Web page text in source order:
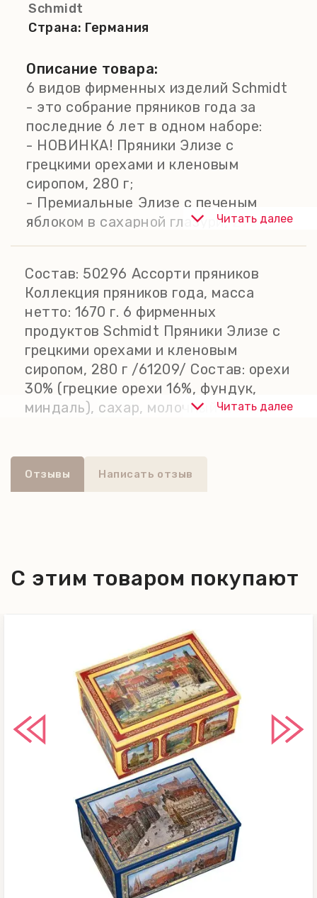
Schmidt
Страна: Германия
Описание товара:
6 видов фирменных изделий Schmidt
- это собрание пряников года за
последние 6 лет в одном наборе:
- НОВИНКА! Пряники Элизе с
грецкими орехами и кленовым
сиропом, 280 г;
- Премиальные Элизе с печеным
яблоком в сахарной глазури, 275 г;
- Темные пряники Элизе, 275 г;
- Пряники "Южные Элизе", 290 г;
- Премиальные пряники Кайзер-
Элизе в шоколадной глазури (тесто
не содержит пшеничную муку), 270
г.
Читать далее
Состав: 50296 Ассорти пряников
Коллекция пряников года, масса
нетто: 1670 г. 6 фирменных
продуктов Schmidt Пряники Элизе с
грецкими орехами и кленовым
сиропом, 280 г /61209/ Состав: орехи
30% (грецкие орехи 16%, фундук,
миндаль), сахар, молочный шоколад
эмульгатор: лецитины), кленовый
восковой кукурузы, яичный порошок,
натрия; натуральные
ароматизаторы, инвертный
сахарный сироп, концентрат
лимонного сока, соль, антиоксидант:
экстракт розмарина. Может
содержать следы других орехов,
кунжута и сои. Не содержит ГМО.
Энергетическая ценность на 100 г.
продукта: 1912 кДж / 458 ккал.
Пищевая ценность на 100 г.
продукта: жиры – 24,1 г, из них
насыщенные жирные кислоты – 5,5 г;
углеводы – 47,7 г, из них сахара –
39,6 г; белки – 9,2 г; соль - 0,43 г.
Читать далее
Отзывы Написать отзыв
С этим товаром покупают